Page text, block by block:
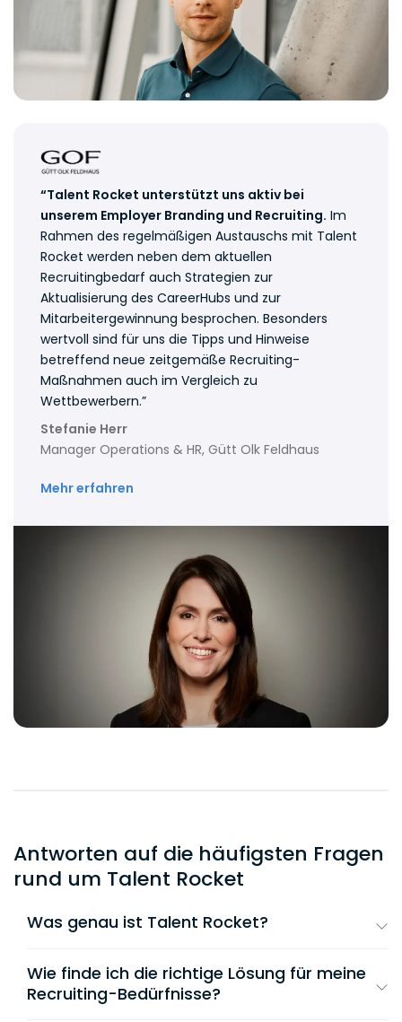
“Talent Rocket unterstützt uns aktiv bei
unserem Employer Branding und Recruiting. Im
Rahmen des regelmäßigen Austauschs mit Talent
Rocket werden neben dem aktuellen
Recruitingbedarf auch Strategien zur
Aktualisierung des CareerHubs und zur
Mitarbeitergewinnung besprochen. Besonders
wertvoll sind für uns die Tipps und Hinweise
betreffend neue zeitgemäße Recruiting-
Maßnahmen auch im Vergleich zu
Wettbewerbern.”
Stefanie Herr
Manager Operations & HR, Gütt Olk Feldhaus
Mehr erfahren
Antworten auf die häufigsten Fragen
rund um Talent Rocket
Was genau ist Talent Rocket?
eineKarriereplattform für juristische Jobs.
Das Ziel: juristische Fachkräfte mit dem
passenden Arbeitgeber zu matchen – von
Wie finde ich die richtige Lösung für meine
Recruiting-Bedürfnisse?